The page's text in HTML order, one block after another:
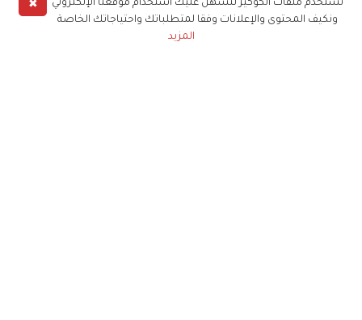
✖
نستخدم ملفات الكوكيز لنسهل عليك استخدام موقعنا الإلكتروني
ونكيف المحتوى والإعلانات وفقا لمتطلباتك واحتياجاتك الخاصة
المزيد